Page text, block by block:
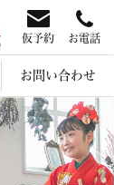
仮予約 お電話
お問い合わせ